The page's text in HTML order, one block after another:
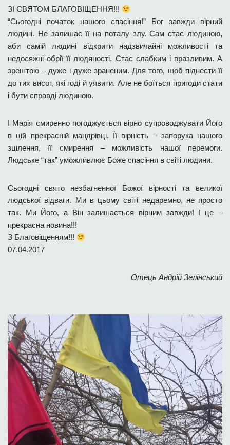
ЗІ СВЯТОМ БЛАГОВІЩЕННЯ!!!
“Сьогодні початок нашого спасіння!” Бог завжди вірний
людині. Не залишає її на поталу злу. Сам стає людиною,
аби самій людині відкрити надзвичайні можливості та
недосяжні обрії її людяності. Стає слабким і вразливим. А
зрештою – дуже і дуже зраненим. Для того, щоб піднести її
до тих висот, які годі й уявити. Але не боїться пригоди стати
і бути справді людиною.
І Марія смиренно погоджується вірно супроводжувати Його
в цій прекрасній мандрівці. Її вірність – запорука нашого
зцілення, її смирення – можливість нашої перемоги.
Людське “так” уможливлює Боже спасіння в світі людини.
Сьогодні свято незбагненної Божої вірності та великої
людської відваги. Ми в цьому світі недаремно, не просто
так. Ми Його, а Він залишається вірним завжди! І це –
прекрасна новина!!!
З Благовіщенням!!!
07.04.2017
Отець Андрій Зелінський